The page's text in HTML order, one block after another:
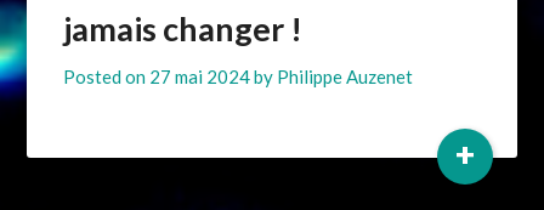
jamais changer !
Posted on 27 mai 2024by Philippe Auzenet
+